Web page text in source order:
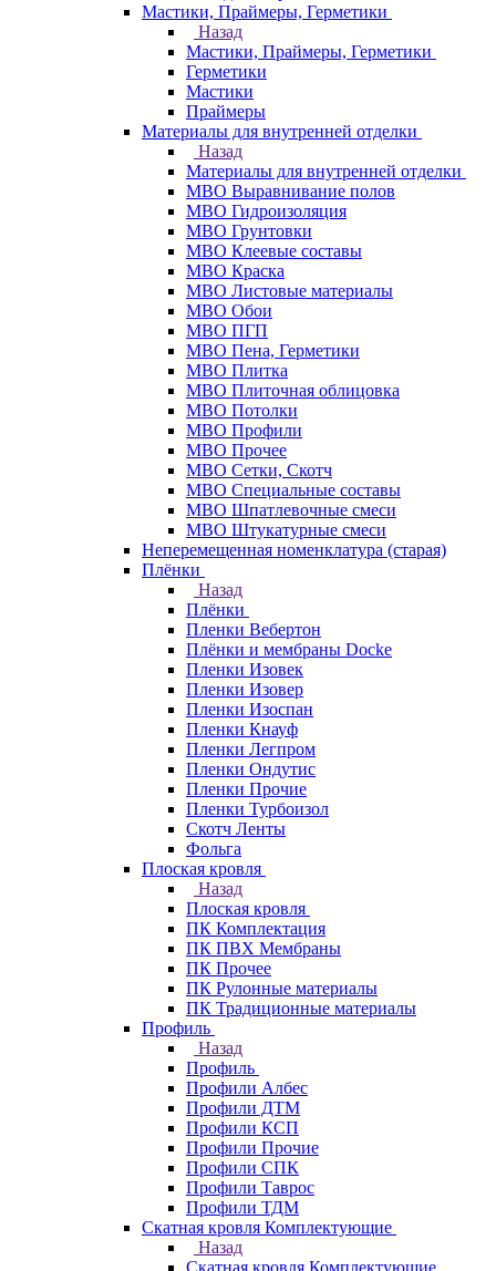
Мастики, Праймеры, Герметики
Назад
Мастики, Праймеры, Герметики
Герметики
Мастики
Праймеры
Материалы для внутренней отделки
Назад
Материалы для внутренней отделки
МВО Выравнивание полов
МВО Гидроизоляция
МВО Грунтовки
МВО Клеевые составы
МВО Краска
МВО Листовые материалы
МВО Обои
МВО ПГП
МВО Пена, Герметики
МВО Плитка
МВО Плиточная облицовка
МВО Потолки
МВО Профили
МВО Прочее
МВО Сетки, Скотч
МВО Специальные составы
МВО Шпатлевочные смеси
МВО Штукатурные смеси
Неперемещенная номенклатура (старая)
Плёнки
Назад
Плёнки
Пленки Вебертон
Плёнки и мембраны Docke
Пленки Изовек
Пленки Изовер
Пленки Изоспан
Пленки Кнауф
Пленки Легпром
Пленки Ондутис
Пленки Прочие
Пленки Турбоизол
Скотч Ленты
Фольга
Плоская кровля
Назад
Плоская кровля
ПК Комплектация
ПК ПВХ Мембраны
ПК Прочее
ПК Рулонные материалы
ПК Традиционные материалы
Профиль
Назад
Профиль
Профили Албес
Профили ДТМ
Профили КСП
Профили Прочие
Профили СПК
Профили Таврос
Профили ТДМ
Скатная кровля Комплектующие
Назад
Скатная кровля Комплектующие